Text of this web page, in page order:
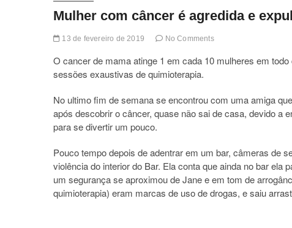
Mulher com câncer é agredida e
13 de fevereiro de 2019 No Comments
O cancer de mama atinge 1 em cada 10 mulheres em
sessões exaustivas de quimioterapia.
No ultimo fim de semana se encontrou com uma amiga
após descobrir o câncer, quase não sai de casa, devido a
para se divertir um pouco.
Pouco tempo depois de adentrar em um bar, câmeras de
violência do interior do Bar. Ela conta que ainda no bar
um segurança se aproximou de Jane e em tom de
quimioterapia) eram marcas de uso de drogas, e saiu